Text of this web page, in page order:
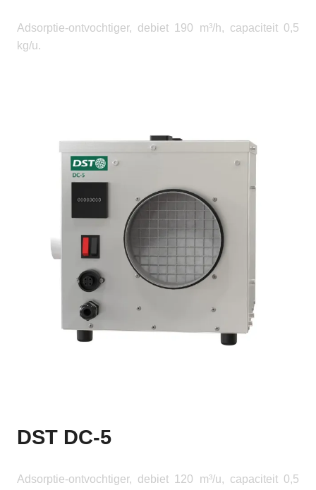
Adsorptie-ontvochtiger, debiet 190 m³/h, capaciteit 0,5
kg/u.
DST DC-5
Adsorptie-ontvochtiger, debiet 120 m³/u, capaciteit 0,5